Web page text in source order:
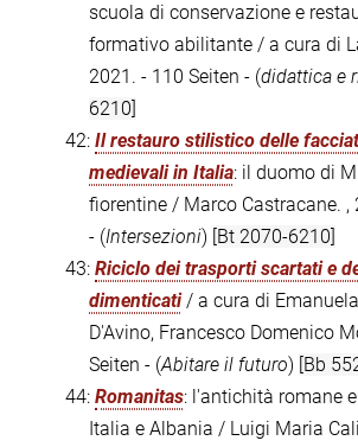
scuola di conservazione e
formativo abilitante / a cura di
2021. - 110 Seiten - (didattica e
6210]
42: Il restauro stilistico delle
medievali in Italia: il duomo di
fiorentine / Marco Castracane. ,
- (Intersezioni) [Bt 2070-6210]
43: Riciclo dei trasporti scartati e
dimenticati/ a cura di
D'Avino, Francesco Domenico
Seiten - (Abitare il futuro) [Bb
44: Romanitas: l'antichità romane
Italia e Albania / Luigi Maria